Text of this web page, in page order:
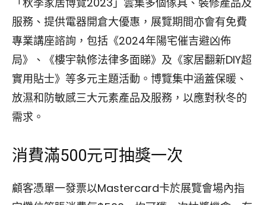
服務、提供電器開倉大優惠，展覽期間亦會有免費
專業講座諮詢，包括《2024年陽宅催吉避凶佈
局》、《樓宇執修法律多面睇》及《家居翻新DIY超
實用貼士》等多元主題活動。博覽集中涵蓋保暖、
放濕和防敏感三大元素產品及服務，以應對秋冬的
需求。
消費滿500元可抽獎一次
顧客憑單一發票以Mastercard卡於展覽會場內指